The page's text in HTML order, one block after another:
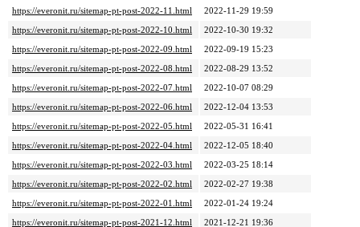
https://everonit.ru/sitemap-pt-post-2022-11.html
2022-11-29 19:59
https://everonit.ru/sitemap-pt-post-2022-10.html
2022-10-30 19:32
https://everonit.ru/sitemap-pt-post-2022-09.html
2022-09-19 15:23
https://everonit.ru/sitemap-pt-post-2022-08.html
2022-08-29 13:52
https://everonit.ru/sitemap-pt-post-2022-07.html
2022-10-07 08:29
https://everonit.ru/sitemap-pt-post-2022-06.html
2022-12-04 13:53
https://everonit.ru/sitemap-pt-post-2022-05.html
2022-05-31 16:41
https://everonit.ru/sitemap-pt-post-2022-04.html
2022-12-05 18:40
https://everonit.ru/sitemap-pt-post-2022-03.html
2022-03-25 18:14
https://everonit.ru/sitemap-pt-post-2022-02.html
2022-02-27 19:38
https://everonit.ru/sitemap-pt-post-2022-01.html
2022-01-24 19:24
https://everonit.ru/sitemap-pt-post-2021-12.html
2021-12-21 19:36